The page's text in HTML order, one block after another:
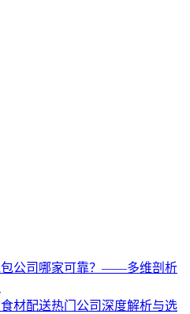
包公司哪家可靠？——多维剖析
材配送热门公司深度解析与选